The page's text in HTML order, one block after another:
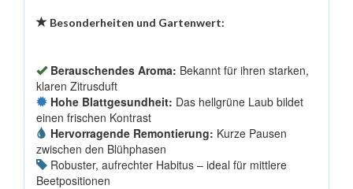
Besonderheiten und Gartenwert:
Berauschendes Aroma: Bekannt für ihren starken,
klaren Zitrusduft
Hohe Blattgesundheit: Das hellgrüne Laub bildet
einen frischen Kontrast
Hervorragende Remontierung: Kurze Pausen
zwischen den Blühphasen
Robuster, aufrechter Habitus – ideal für mittlere
Beetpositionen